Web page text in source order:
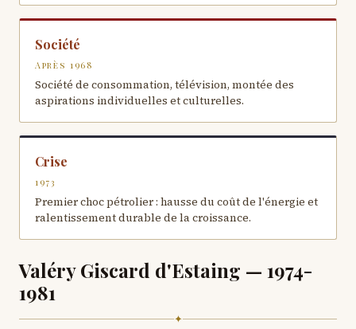
Société
Après 1968
Société de consommation, télévision, montée des
aspirations individuelles et culturelles.
Crise
1973
Premier choc pétrolier : hausse du coût de l'énergie et
ralentissement durable de la croissance.
Valéry Giscard d'Estaing — 1974-
1981
✦